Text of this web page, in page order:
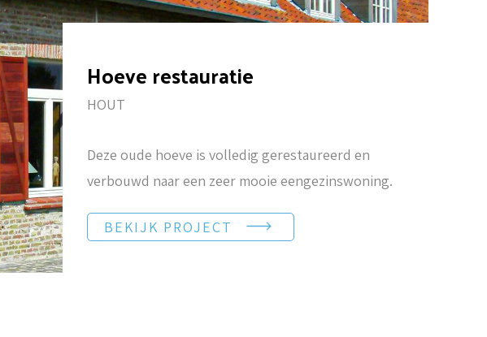
Hoeve restauratie
HOUT
Deze oude hoeve is volledig gerestaureerd en
verbouwd naar een zeer mooie eengezinswoning.
BEKIJK PROJECT